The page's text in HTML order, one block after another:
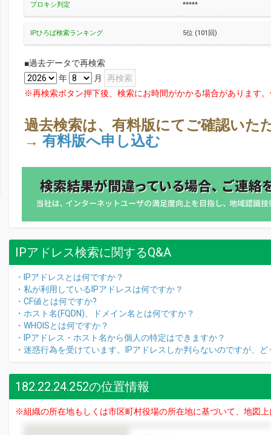
プロキシ判定 *****
IPひろば検索ランキング 5位 (101回)
■過去データで再検索
年
月
※再検索ボタン押下後、検索にお時間がかかる場合があります
過去検索は、有料版にてご確認いた
→ 有料版へ申し込む
IPアドレス検索に関するQ&A
・IPアドレスとは何ですか？
・私が利用しているIPアドレスは何ですか？
・CF値とは何ですか?
・ホスト名(FQDN)、ドメイン名とは何ですか？
・WHOISとは何ですか？
・IPアドレス・ホスト名から個人の特定はできますか？
・迷惑行為を受けています。IPアドレスしか判らないのですが、
182.22.24.252の位置情報
※組織の所在地もしくは市区町村役場の所在地に基づいて、地図